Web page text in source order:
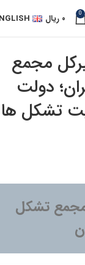
0 ۰ ریال
مجمع
دولت
تشکل ها
مجمع تشکل